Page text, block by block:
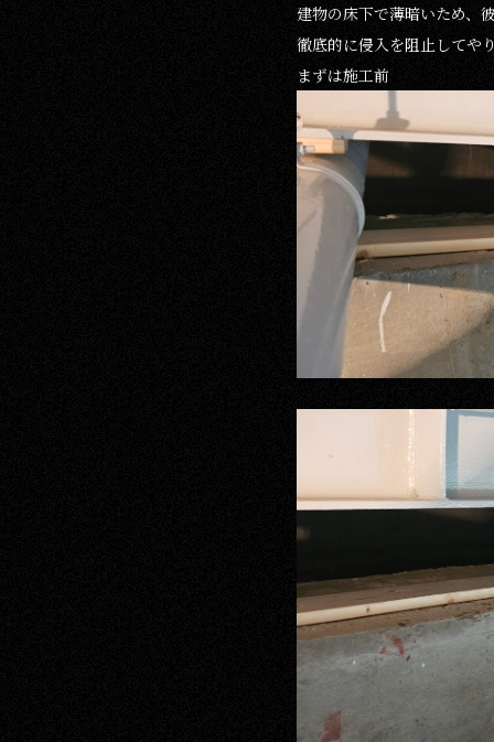
建物の床下で薄暗いため、
徹底的に侵入を阻止してや
まずは施工前